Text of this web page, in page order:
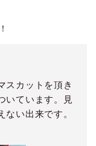
スカットを頂き
いています。見
ない出来です。